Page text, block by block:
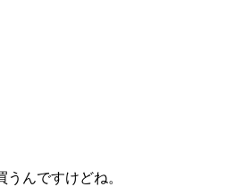
んですけどね。